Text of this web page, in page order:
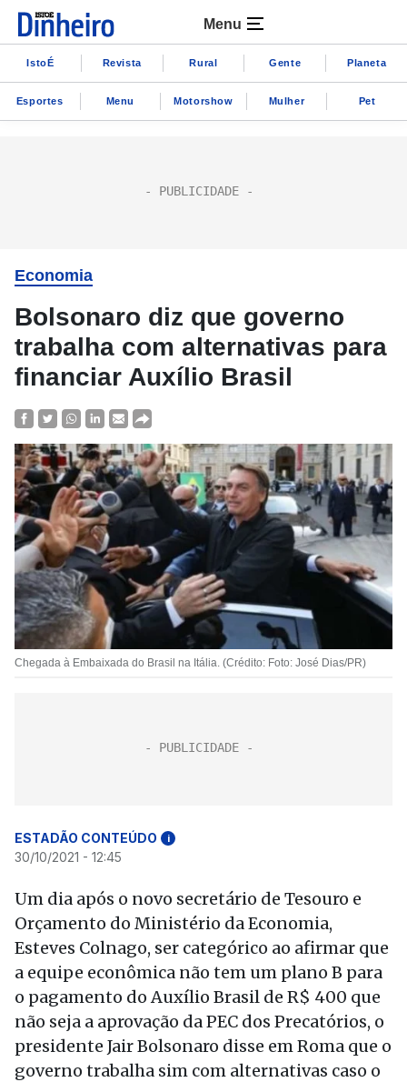
Menu
IstoÉ Revista Rural Gente Planeta
Esportes Menu Motorshow Mulher Pet
Economia
Bolsonaro diz que governo
trabalha com alternativas para
financiar Auxílio Brasil
Chegada à Embaixada do Brasil na Itália. (Crédito: Foto: José Dias/PR)
ESTADÃO CONTEÚDO i
30/10/2021 - 12:45
Um dia após o novo secretário de Tesouro e
Orçamento do Ministério da Economia,
Esteves Colnago, ser categórico ao afirmar que
a equipe econômica não tem um plano B para
o pagamento do Auxílio Brasil de R$ 400 que
não seja a aprovação da PEC dos Precatórios, o
presidente Jair Bolsonaro disse em Roma que o
governo trabalha sim com alternativas caso o